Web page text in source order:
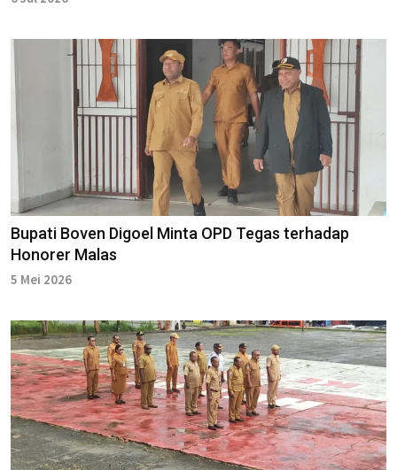
Bupati Boven Digoel Minta OPD Tegas terhadap
Honorer Malas
5 Mei 2026